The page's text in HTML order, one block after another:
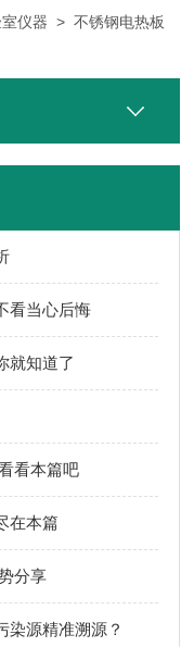
仪器 >不锈钢电热板
看当心后悔
就知道了
看本篇吧
在本篇
分享
染源精准溯源？